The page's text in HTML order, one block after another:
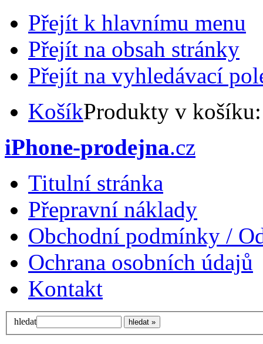
Přejít k hlavnímu menu
Přejít na obsah stránky
Přejít na vyhledávací
KošíkProdukty v
iPhone-prodejna.cz
Titulní stránka
Přepravní náklady
Obchodní podmínky /
Ochrana osobních údajů
Kontakt
hledat